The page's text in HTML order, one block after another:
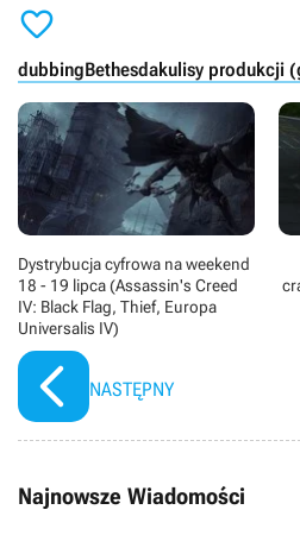

dubbingBethesdakulisy produkcji
Dystrybucja cyfrowa na weekend
18 - 19 lipca (Assassin's Creed
IV: Black Flag, Thief, Europa
Universalis IV)
NASTĘPNY
Najnowsze Wiadomości